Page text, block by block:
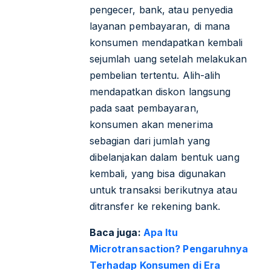
pengecer, bank, atau penyedia
layanan pembayaran, di mana
konsumen mendapatkan kembali
sejumlah uang setelah melakukan
pembelian tertentu. Alih-alih
mendapatkan diskon langsung
pada saat pembayaran,
konsumen akan menerima
sebagian dari jumlah yang
dibelanjakan dalam bentuk uang
kembali, yang bisa digunakan
untuk transaksi berikutnya atau
ditransfer ke rekening bank.
Baca juga: Apa Itu
Microtransaction? Pengaruhnya
Terhadap Konsumen di Era